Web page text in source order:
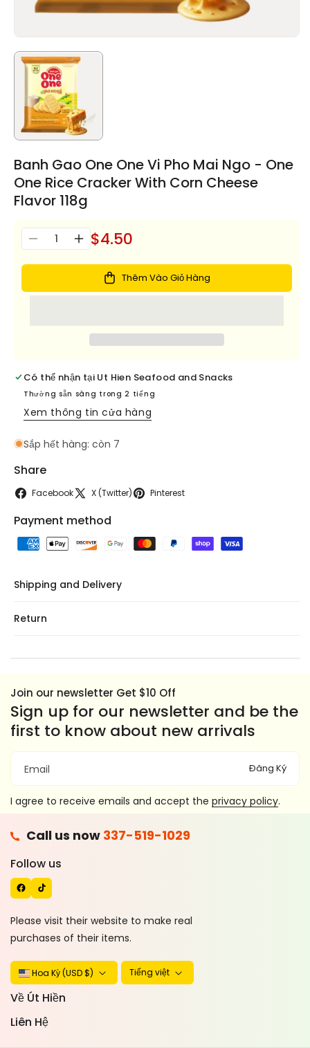
Banh Gao One One Vi Pho Mai Ngo - One
One Rice Cracker With Corn Cheese
Flavor 118g
Giảm
Pho
Mai
-
One
Cracker
With
Cheese
Flavor
118g
Số
Tăng
lượng
One
One
Pho
Mai
-
One
With
Cheese
118g
$4.50
Thêm Vào Giỏ Hàng
Có thể nhận tại Ut Hien Seafood and Snacks
Thường sẵn sàng trong 2 tiếng
Xem thông tin cửa hàng
Sắp hết hàng: còn 7
Share
Facebook X (Twitter) Pinterest
Payment method
Shipping and Delivery
Return
Join our newsletter Get $10 Off
Sign up for our newsletter and be the
first to know about new arrivals
Email Đăng Ký
I agree to receive emails and accept the privacy policy.
Call us now 337-519-1029
Follow us
C
E
B
O
O
T
I
K
T
O
K
Please visit their website to make real
purchases of their items.
Hoa Kỳ (USD $) Tiếng việt
Về Út Hiền
Liên Hệ